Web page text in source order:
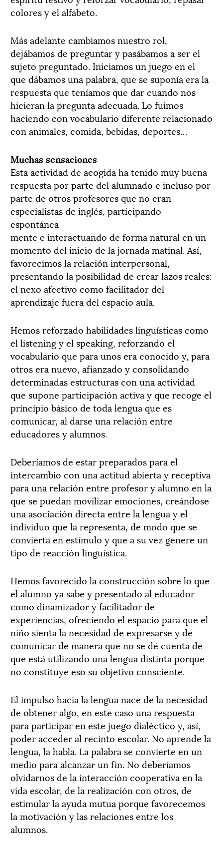
colores y el alfabeto.
Más adelante cambiamos nuestro rol,
dejábamos de preguntar y pasábamos a ser el
sujeto preguntado. Iniciamos un juego en el
que dábamos una palabra, que se suponía era la
respuesta que teníamos que dar cuando nos
hicieran la pregunta adecuada. Lo fuimos
haciendo con vocabulario diferente relacionado
con animales, comida, bebidas, deportes…
Muchas sensaciones
Esta actividad de acogida ha tenido muy buena
respuesta por parte del alumnado e incluso por
parte de otros profesores que no eran
especialistas de inglés, participando
espontánea-
mente e interactuando de forma natural en un
momento del inicio de la jornada matinal. Así,
favorecimos la relación interpersonal,
presentando la posibilidad de crear lazos reales:
el nexo afectivo como facilitador del
aprendizaje fuera del espacio aula.
Hemos reforzado habilidades linguísticas como
el listening y el speaking, reforzando el
vocabulario que para unos era conocido y, para
otros era nuevo, afianzado y consolidando
determinadas estructuras con una actividad
que supone participación activa y que recoge el
principio básico de toda lengua que es
comunicar, al darse una relación entre
educadores y alumnos.
Deberíamos de estar preparados para el
intercambio con una actitud abierta y receptiva
para una relación entre profesor y alumno en la
que se puedan movilizar emociones, creándose
una asociación directa entre la lengua y el
individuo que la representa, de modo que se
convierta en estímulo y que a su vez genere un
tipo de reac­ción linguística.
Hemos favorecido la construcción sobre lo que
el alumno ya sabe y presentado al educador
como dinamizador y facilitador de
experiencias, ofreciendo el espacio para que el
niño sienta la necesidad de expresarse y de
comunicar de manera que no se dé cuenta de
que está utilizando una lengua distinta porque
no constituye eso su objetivo consciente.
El impulso hacia la lengua nace de la necesidad
de obtener algo, en este caso una respuesta
para participar en este juego dialéctico y, así,
poder acceder al recinto escolar. No aprende la
lengua, la habla. La palabra se convierte en un
medio para alcanzar un fin. No deberíamos
olvidarnos de la interacción cooperativa en la
vida escolar, de la realización con otros, de
estimular la ayuda mutua porque favorecemos
la motivación y las relaciones entre los
alumnos.